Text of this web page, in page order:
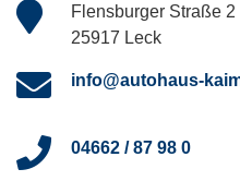
Flensburger Straße 2
25917 Leck
info@autohaus-
04662 / 87 98 0